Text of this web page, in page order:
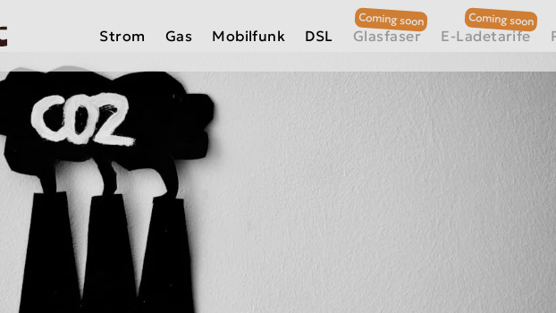
Strom Gas Mobilfunk DSL Glasfaser E-Ladetarife